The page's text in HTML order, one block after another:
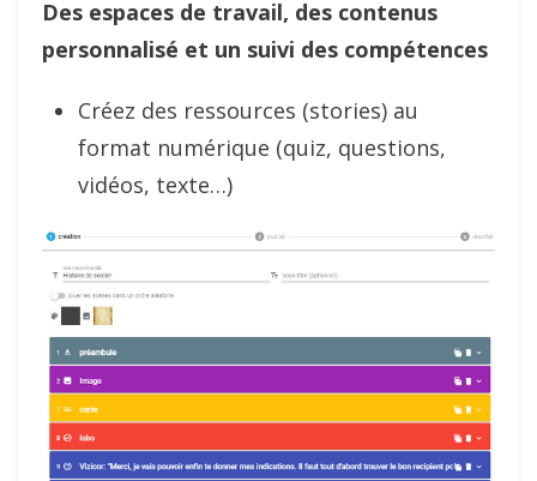
Des espaces de travail, des contenus
personnalisé et un suivi des compétences
Créez des ressources (stories) au
format numérique (quiz, questions,
vidéos, texte…)